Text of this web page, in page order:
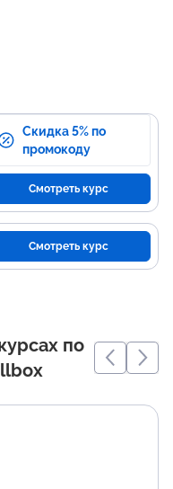
Скидка 5% по
промокоду
Смотреть курс
Смотреть курс
по